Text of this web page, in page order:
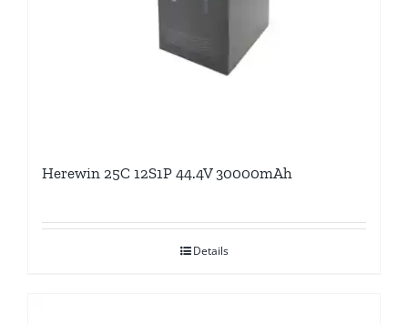
Herewin 25C 12S1P 44.4V 30000mAh
Details